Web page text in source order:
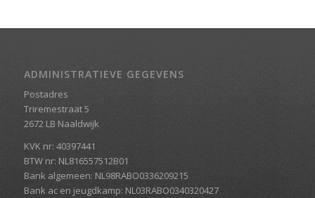
ADMINISTRATIEVE GEGEVENS
Postadres
Triremestraat 5
2672 LB Naaldwijk
KVK nr: 40397441
BTW nr: NL816557512B01
Bank algemeen: NL98RABO0336209215
Bank ac en jeugdkamp: NL03RABO0340320427